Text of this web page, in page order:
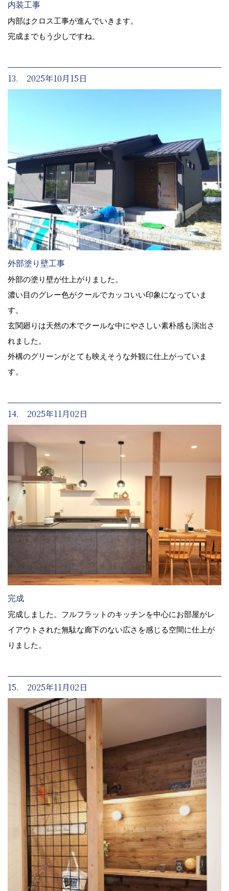
内装工事
内部はクロス工事が進んでいきます。
完成までもう少しですね。
13. 2025年10月15日
外部塗り壁工事
外部の塗り壁が仕上がりました。
濃い目のグレー色がクールでカッコいい印象になっていま
す。
玄関廻りは天然の木でクールな中にやさしい素朴感も演出さ
れました。
外構のグリーンがとても映えそうな外観に仕上がっていま
す。
14. 2025年11月02日
完成
完成しました。フルフラットのキッチンを中心にお部屋がレ
イアウトされた無駄な廊下のない広さを感じる空間に仕上が
りました。
15. 2025年11月02日